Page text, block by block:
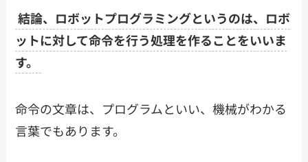
結論、ロボットプログラミングというのは、ロボ
ットに対して命令を行う処理を作ることをいいま
す。
命令の文章は、プログラムといい、機械がわかる
言葉でもあります。